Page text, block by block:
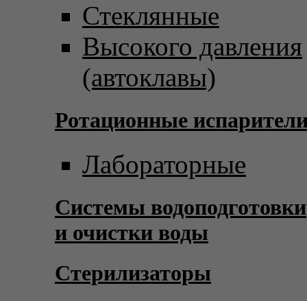
Стеклянные
Высокого давления
(автоклавы)
Ротационные
Лабораторные
Системы водоподготовки
и очистки воды
Стерилизаторы